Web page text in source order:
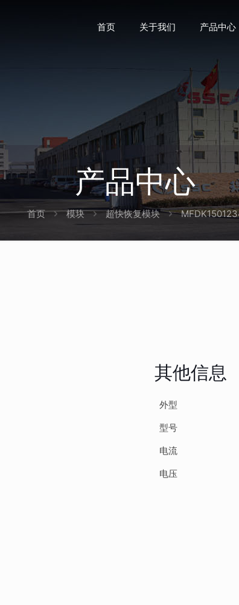
首页 关于我们 产品中心
产品中心
首页 模块 超快恢复模块
其他信息
外型
型号
电流
电压